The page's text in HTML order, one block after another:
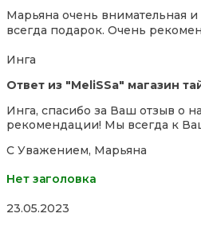
Марьяна очень внимательная и
всегда подарок. Очень
Инга
Ответ из "MeliSSa" магазин
Инга, спасибо за Ваш отзыв о
рекомендации! Мы всегда к
С Уважением, Марьяна
Нет заголовка
Rated
23.05.2023